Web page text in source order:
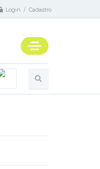
Login / Cadastro